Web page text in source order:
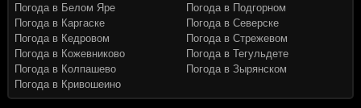
Погода в Белом Яре
Погода в Каргаске
Погода в Кедровом
Погода в Кожевниково
Погода в Колпашево
Погода в Кривошеино
Погода в Подгорном
Погода в Северске
Погода в Стрежевом
Погода в Тегульдете
Погода в Зырянском